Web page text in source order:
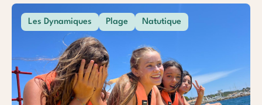
Les Dynamiques Plage Natutique